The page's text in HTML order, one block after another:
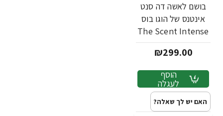
בושם לאשה דה סנט
אינטנס של הוגו בוס
The Scent Intense
א.ד.פ 50 מ"ל - מבית
Hugo Boss
₪299.00
הוסף
לעגלה
האם יש לך שאלה?